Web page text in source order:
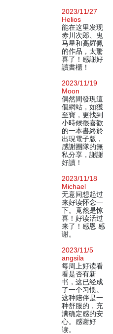
2023/11/27
Helios
能在这里发现
赤川次郎、鬼
马星和高羅佩
的作品，太驚
喜了！感謝好
讀書櫃！
2023/11/19
Moon
偶然間發現這
個網站，如獲
至寶，更找到
小時候很喜歡
的一本書終於
出現電子版，
感謝團隊的無
私分享，謝謝
好讀！
2023/11/18
Michael
无意间想起过
来好读怀念一
下。竟然是惊
喜！好读活过
来了！感恩 感
谢。
2023/11/5
angsila
每周上好读看
看是否有新
书，这已经成
了一个习惯。
这种陪伴是一
种舒服的，充
满确定感的安
心。感谢好
读。